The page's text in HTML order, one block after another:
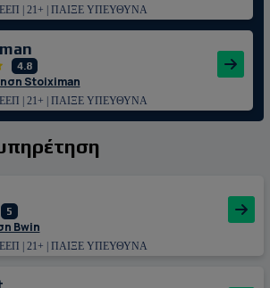
| 21+ | ΠΑΙΞΕ ΥΠΕΥΘΥΝΑ
4.8
Stoiximan
| 21+ | ΠΑΙΞΕ ΥΠΕΥΘΥΝΑ
5
Bwin
| 21+ | ΠΑΙΞΕ ΥΠΕΥΘΥΝΑ